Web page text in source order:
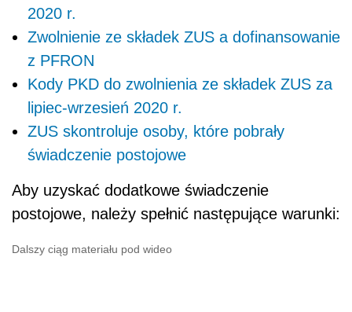
2020 r.
Zwolnienie ze składek ZUS a dofinansowanie
z PFRON
Kody PKD do zwolnienia ze składek ZUS za
lipiec-wrzesień 2020 r.
ZUS skontroluje osoby, które pobrały
świadczenie postojowe
Aby uzyskać dodatkowe świadczenie
postojowe, należy spełnić następujące warunki:
Dalszy ciąg materiału pod wideo